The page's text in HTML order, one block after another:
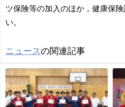
ツ保険等の加入のほか，健康保
い。
ニュースの関連記事